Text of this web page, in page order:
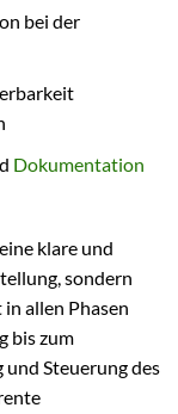
bei der
Dokumentation
klare und
sondern
allen Phasen
bis zum
Steuerung des